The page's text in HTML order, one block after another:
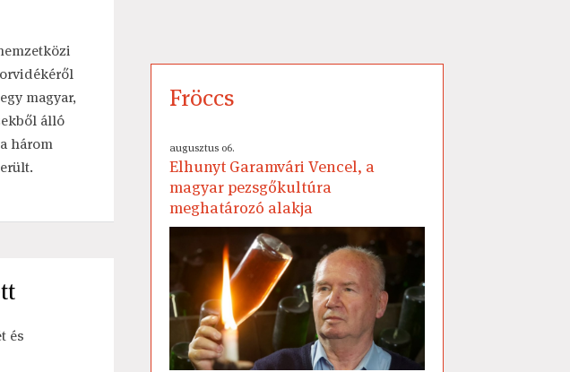
magyar,
álló
három
és
Fröccs
augusztus 06.
Elhunyt Garamvári Vencel, a
magyar pezsgőkultúra
meghatározó alakja